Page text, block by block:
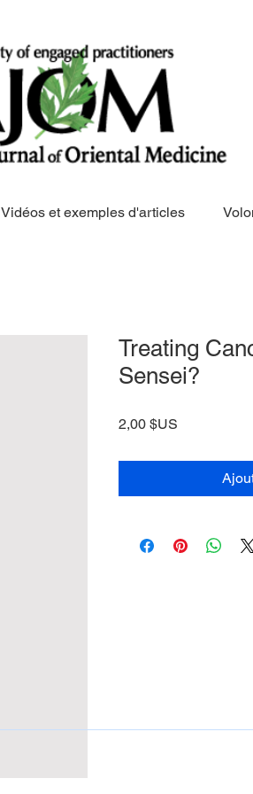
Vidéos et exemples d'articles
Treating
Sensei?
2,00 $US